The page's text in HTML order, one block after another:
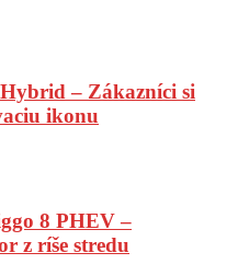
– Zákazníci si
ikonu
8 PHEV –
z ríše stredu